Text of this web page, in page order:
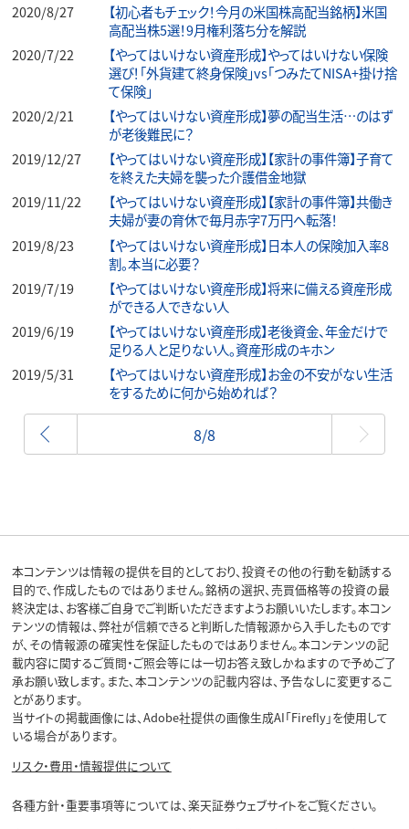
2020/8/27
【初心者もチェック！今月の米国株高配当銘柄】米国
高配当株5選！9月権利落ち分を解説
2020/7/22
【やってはいけない資産形成】やってはいけない保険
選び！「外貨建て終身保険」vs「つみたてNISA+掛け捨
て保険」
2020/2/21
【やってはいけない資産形成】夢の配当生活…のはず
が老後難民に？
2019/12/27
【やってはいけない資産形成】【家計の事件簿】子育て
を終えた夫婦を襲った介護借金地獄
2019/11/22
【やってはいけない資産形成】【家計の事件簿】共働き
夫婦が妻の育休で毎月赤字7万円へ転落！
2019/8/23
【やってはいけない資産形成】日本人の保険加入率8
割。本当に必要？
2019/7/19
【やってはいけない資産形成】将来に備える資産形成
ができる人できない人
2019/6/19
【やってはいけない資産形成】老後資金、年金だけで
足りる人と足りない人。資産形成のキホン
2019/5/31
【やってはいけない資産形成】お金の不安がない生活
をするために何から始めれば？
前へ
8/8
本コンテンツは情報の提供を目的としており、投資その他の行動を勧誘する
目的で、作成したものではありません。銘柄の選択、売買価格等の投資の最
終決定は、お客様ご自身でご判断いただきますようお願いいたします。本コン
テンツの情報は、弊社が信頼できると判断した情報源から入手したものです
が、その情報源の確実性を保証したものではありません。本コンテンツの記
載内容に関するご質問・ご照会等には一切お答え致しかねますので予めご了
承お願い致します。また、本コンテンツの記載内容は、予告なしに変更するこ
とがあります。
当サイトの掲載画像には、Adobe社提供の画像生成AI「Firefly」を使用して
いる場合があります。
リスク・費用・情報提供について
各種方針・重要事項等については、楽天証券ウェブサイトをご覧ください。